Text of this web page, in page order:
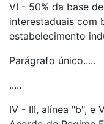
VI - 50% da base
interestaduais com
estabelecimento
Parágrafo único.....
.....
IV - III, alínea "b", e